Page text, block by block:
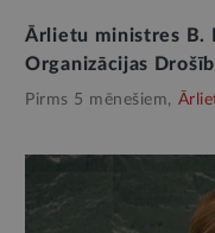
Ārlietu ministres B.
Organizācijas
Pirms 5 mēnešiem,